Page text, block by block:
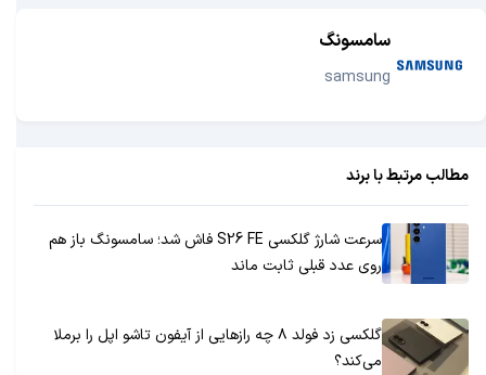
سامسونگ
samsung
مطالب مرتبط با برند
سرعت شارژ گلکسی S26 FE فاش شد؛ سامسونگ باز هم
روی عدد قبلی ثابت ماند
گلکسی زد فولد ۸ چه رازهایی از آیفون تاشو اپل را برملا
می‌کند؟